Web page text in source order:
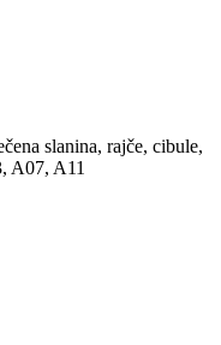
slanina, rajče, cibule,
A07, A11